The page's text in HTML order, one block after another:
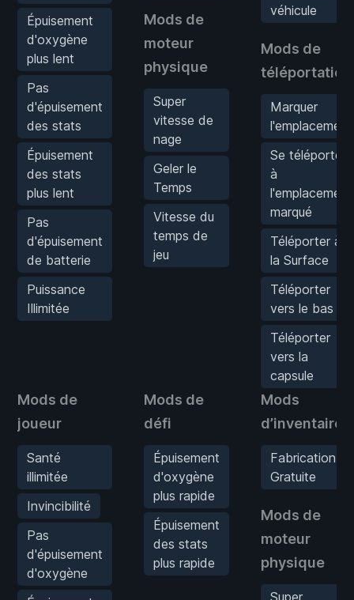
Épuisement
d'oxygène
plus lent
Pas
d'épuisement
des stats
Épuisement
des stats
plus lent
Pas
d'épuisement
de batterie
Puissance
Illimitée
Mods de
moteur
physique
Super
vitesse de
nage
Geler le
Temps
Vitesse du
temps de
jeu
véhicule
Mods de
téléportation
Marquer
l'emplacement
Se téléporter
à
l'emplacement
marqué
Téléporter à
la Surface
Téléporter
vers le bas
Téléporter
vers la
capsule
Mods de
joueur
Santé
illimitée
Invincibilité
Pas
d'épuisement
d'oxygène
Mods de
défi
Épuisement
d'oxygène
plus rapide
Épuisement
des stats
plus rapide
Mods
d’inventaire
Fabrication
Gratuite
Mods de
moteur
physique
Super